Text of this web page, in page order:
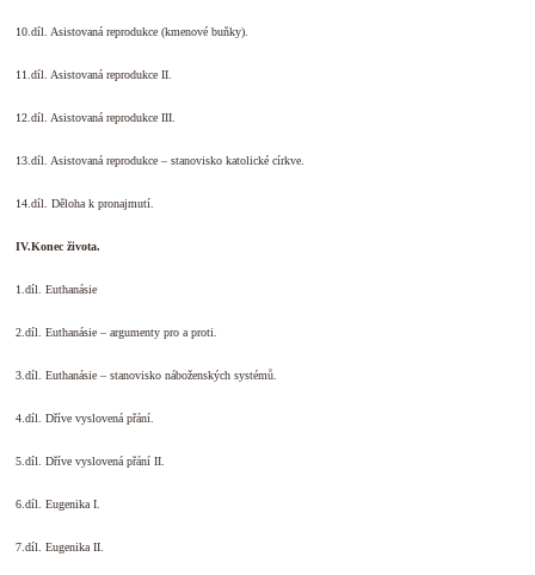
10.díl. Asistovaná reprodukce (kmenové buňky).
11.díl. Asistovaná reprodukce II.
12.díl. Asistovaná reprodukce III.
13.díl. Asistovaná reprodukce – stanovisko katolické církve.
14.díl. Děloha k pronajmutí.
IV.Konec života.
1.díl. Euthanásie
2.díl. Euthanásie – argumenty pro a proti.
3.díl. Euthanásie – stanovisko náboženských systémů.
4.díl. Dříve vyslovená přání.
5.díl. Dříve vyslovená přání II.
6.díl. Eugenika I.
7.díl. Eugenika II.